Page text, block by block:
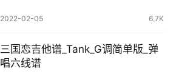
2022-02-05 6.7K
三国恋吉他谱_Tank_G调简单版_弹
唱六线谱